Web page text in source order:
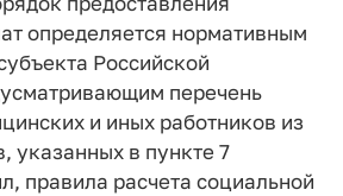
определяется нормативным
Российской
перечень
и иных работников из
указанных в пункте 7
правила расчета социальной